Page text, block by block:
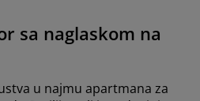
sa naglaskom na
u najmu apartmana za